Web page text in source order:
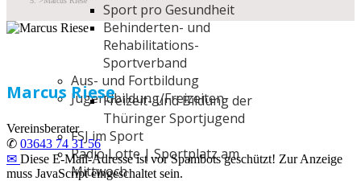
Sport pro Gesundheit
Behinderten- und
Rehabilitations-
Sportverband
Aus- und Fortbildung
Jugendbildung/Freizeiten
Freizeit- und Bildung der
Thüringer Sportjugend
FSJ im Sport
Radio Lotte | Sportplatz am
Mittwoch
Marcus Riese
Vereinsberater
✆ 03643 74 31 56
✉ Diese E-Mail-Adresse ist vor Spambots geschützt! Zur Anzeige
muss JavaScript eingeschaltet sein.